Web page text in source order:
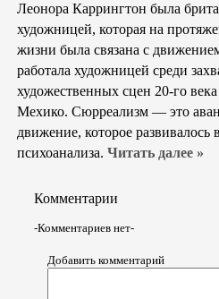
Леонора Каррингтон была
художницей, которая на
жизни была связана с
работала художницей среди
художественных сцен 20-го
Мехико. Сюрреализм — это
движение, которое развивалось
психоанализа. Читать далее »
Комментарии
-Комментариев нет-
Добавить комментарий